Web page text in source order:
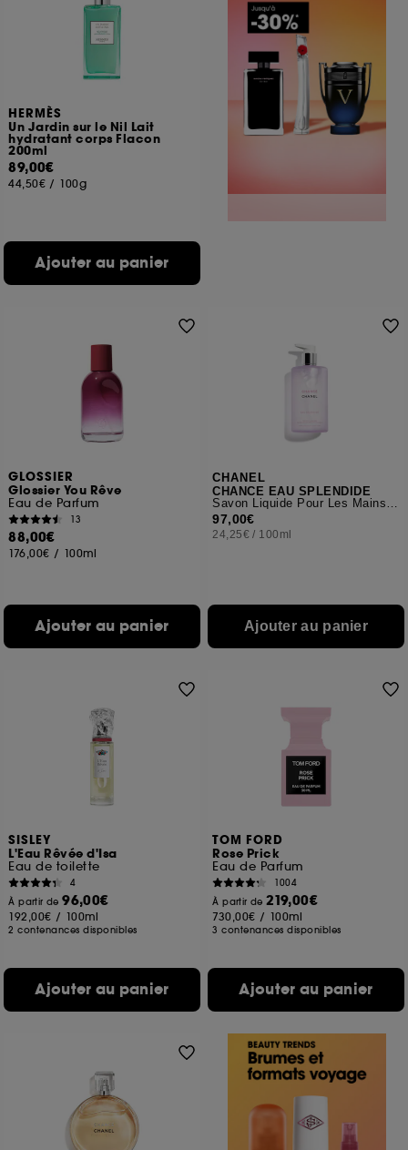
HERMÈS
Un Jardin sur le Nil Lait
hydratant corps Flacon
200ml
89,00€
44,50€ / 100g
Ajouter au panier
GLOSSIER
Glossier You Rêve
Eau de Parfum
13
88,00€
176,00€ / 100ml
Ajouter au panier
CHANEL
CHANCE EAU SPLENDIDE
Savon Liquide Pour Les Mains Et Le Corps
97,00€
24,25€ / 100ml
Ajouter au panier
SISLEY
L'Eau Rêvée d'Isa
Eau de toilette
4
À partir de96,00€
192,00€ / 100ml
2 contenances disponibles
Ajouter au panier
TOM FORD
Rose Prick
Eau de Parfum
1004
À partir de219,00€
730,00€ / 100ml
3 contenances disponibles
Ajouter au panier